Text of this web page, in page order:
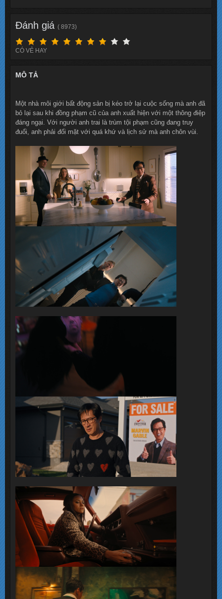
Đánh giá ( 8973)
CÓ VẺ HAY
MÔ TẢ
Một nhà môi giới bất động sản bị kéo trở lại cuộc sống mà anh đã
bỏ lại sau khi đồng phạm cũ của anh xuất hiện với một thông điệp
đáng ngại. Với người anh trai là trùm tội phạm cũng đang truy
đuổi, anh phải đối mặt với quá khứ và lịch sử mà anh chôn vùi.